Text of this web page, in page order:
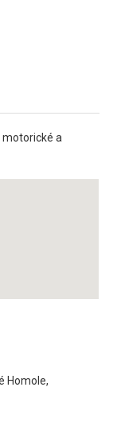
motorické a
Homole,